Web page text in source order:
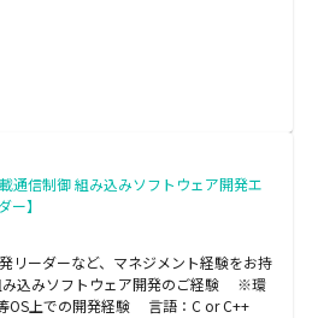
通信制御 組み込みソフトウェア開発エ
ー】
リーダーなど、マネジメント経験をお持
み込みソフトウェア開発のご経験 ※環
OS上での開発経験 言語：C or C++